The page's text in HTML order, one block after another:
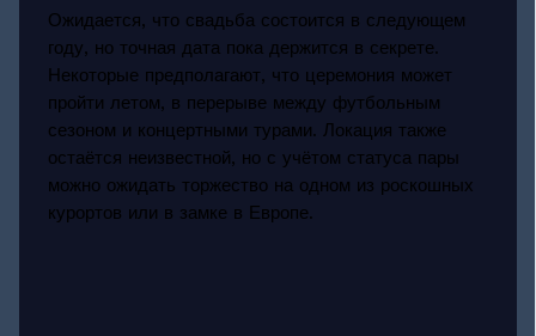
Ожидается, что свадьба состоится в следующем
году, но точная дата пока держится в секрете.
Некоторые предполагают, что церемония может
пройти летом, в перерыве между футбольным
сезоном и концертными турами. Локация также
остаётся неизвестной, но с учётом статуса пары
можно ожидать торжество на одном из роскошных
курортов или в замке в Европе.